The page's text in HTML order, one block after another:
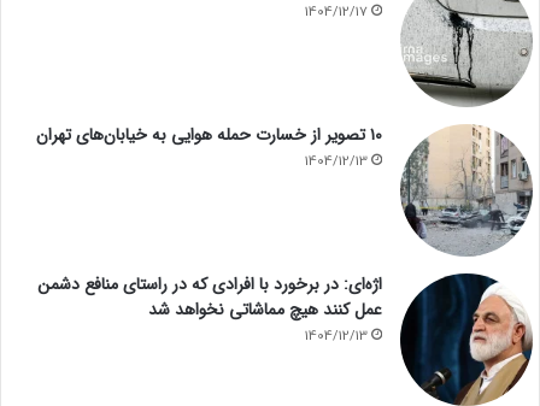
1404/12/17
۱۰ تصویر از خسارت حمله هوایی به خیابان‌های تهران
1404/12/13
اژه‌ای: در برخورد با افرادی که در راستای منافع دشمن
عمل کنند هیچ مماشاتی نخواهد شد
1404/12/13